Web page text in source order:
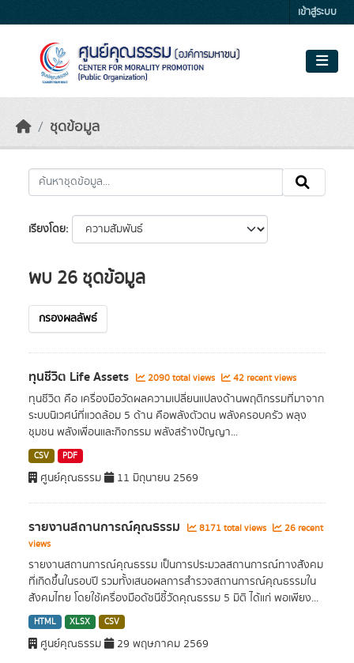
เข้าสู่ระบบ
ชุดข้อมูล
เรียงโดย
พบ 26 ชุดข้อมูล
กรองผลลัพธ์
ทุนชีวิต Life Assets 2090 total views 42 recent views
ทุนชีวิต คือ เครื่องมือวัดผลความเปลี่ยนแปลงด้านพฤติกรรมที่มาจาก
ระบบนิเวศน์ที่แวดล้อม 5 ด้าน คือพลังตัวตน พลังครอบครัว พลุง
ชุมชน พลังเพื่อนและกิจกรรม พลังสร้างปัญญา...
CSV PDF
ศูนย์คุณธรรม 11 มิถุนายน 2569
รายงานสถานการณ์คุณธรรม 8171 total views
26 recent
views
รายงานสถานการณ์คุณธรรม เป็นการประมวลสถานการณ์ทางสังคม
ที่เกิดขึ้นในรอบปี รวมทั้งเสนอผลการสำรวจสถานการณ์คุณธรรมใน
สังคมไทย โดยใช้เครื่องมือดัชนีชี้วัดคุณธรรม 5 มิติ ได้แก่ พอเพียง...
HTML XLSX CSV
ศูนย์คุณธรรม 29 พฤษภาคม 2569